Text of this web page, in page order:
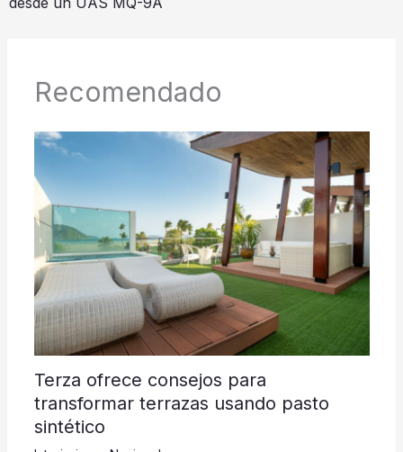
Recomendado
Terza ofrece consejos para
transformar terrazas usando pasto
sintético